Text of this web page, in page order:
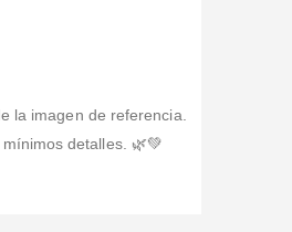
la imagen de referencia.
detalles. 🌿💚